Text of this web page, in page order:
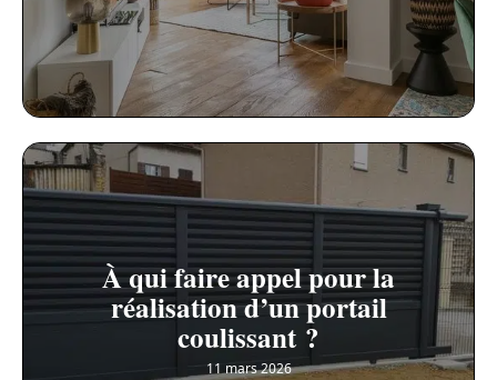
À qui faire appel pour la
réalisation d’un portail
coulissant ?
11 mars 2026